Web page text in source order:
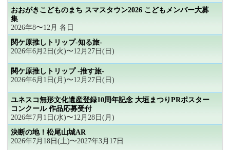
おおがきこどものまち スマスタウン2026 こどもメンバー大募
集
2026年8〜12月 各日
関ケ原推しトリップ-知る旅-
2026年6月2日(火)〜12月27日(日)
関ケ原推しトリップ -推す旅-
2026年6月1日(月)〜12月27日(日)
ユネスコ無形文化遺産登録10周年記念 大垣まつりPRポスター
コンクール 作品応募受付
2026年7月1日(水)〜12月28日(月)
決断の地！松尾山城AR
2026年7月18日(土)〜2027年3月17日